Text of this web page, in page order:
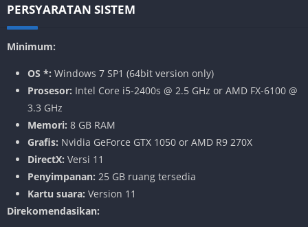
PERSYARATAN SISTEM
Minimum:
OS *: Windows 7 SP1 (64bit version only)
Prosesor: Intel Core i5-2400s @ 2.5 GHz or AMD FX-6100 @
3.3 GHz
Memori: 8 GB RAM
Grafis: Nvidia GeForce GTX 1050 or AMD R9 270X
DirectX: Versi 11
Penyimpanan: 25 GB ruang tersedia
Kartu suara: Version 11
Direkomendasikan: